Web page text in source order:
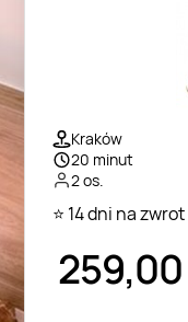
Kraków
20 minut
2 os.
⭐ 14 dni na zwrot
259,00